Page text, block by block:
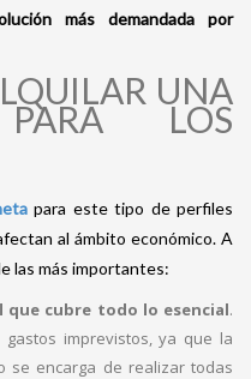
más demandada por
UNA
PARA LOS
para este tipo de perfiles
al ámbito económico. A
las más importantes:
que cubre todo lo esencial.
imprevistos, ya que la
se encarga de realizar todas